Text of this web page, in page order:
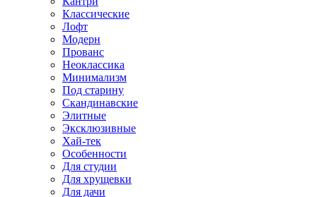
Классические
Лофт
Модерн
Прованс
Неоклассика
Минимализм
Под старину
Скандинавские
Элитные
Эксклюзивные
Хай-тек
Особенности
Для студии
Для хрущевки
Для дачи